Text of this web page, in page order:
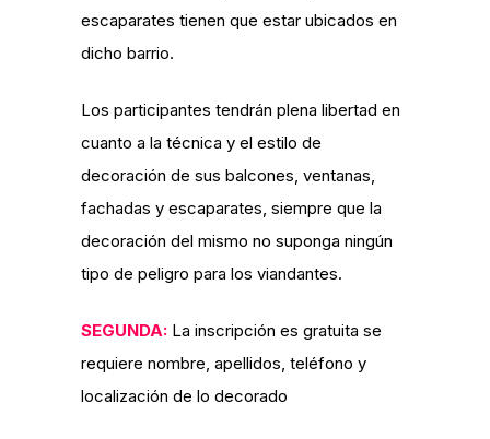
escaparates tienen que estar ubicados en
dicho barrio.
Los participantes tendrán plena libertad en
cuanto a la técnica y el estilo de
decoración de sus balcones, ventanas,
fachadas y escaparates, siempre que la
decoración del mismo no suponga ningún
tipo de peligro para los viandantes.
SEGUNDA: La inscripción es gratuita se
requiere nombre, apellidos, teléfono y
localización de lo decorado